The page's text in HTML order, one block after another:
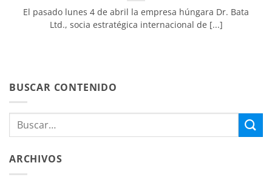
El pasado lunes 4 de abril la empresa húngara Dr. Bata
Ltd., socia estratégica internacional de [...]
BUSCAR CONTENIDO
ARCHIVOS